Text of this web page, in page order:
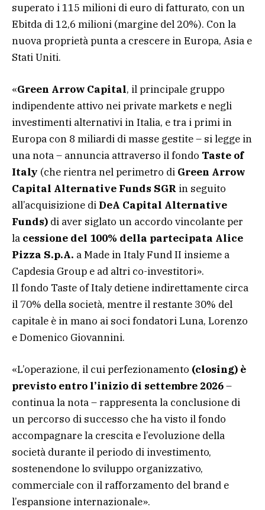
superato i 115 milioni di euro di fatturato, con un
Ebitda di 12,6 milioni (margine del 20%). Con la
nuova proprietà punta a crescere in Europa, Asia e
Stati Uniti.
«Green Arrow Capital, il principale gruppo
indipendente attivo nei private markets e negli
investimenti alternativi in Italia, e tra i primi in
Europa con 8 miliardi di masse gestite – si legge in
una nota – annuncia attraverso il fondo Taste of
Italy (che rientra nel perimetro di Green Arrow
Capital Alternative Funds SGR in seguito
all’acquisizione di DeA Capital Alternative
Funds) di aver siglato un accordo vincolante per
la cessione del 100% della partecipata Alice
Pizza S.p.A. a Made in Italy Fund II insieme a
Capdesia Group e ad altri co-investitori».
Il fondo Taste of Italy detiene indirettamente circa
il 70% della società, mentre il restante 30% del
capitale è in mano ai soci fondatori Luna, Lorenzo
e Domenico Giovannini.
«L’operazione, il cui perfezionamento (closing) è
previsto entro l’inizio di settembre 2026–
continua la nota – rappresenta la conclusione di
un percorso di successo che ha visto il fondo
accompagnare la crescita e l’evoluzione della
società durante il periodo di investimento,
sostenendone lo sviluppo organizzativo,
commerciale con il rafforzamento del brand e
l’espansione internazionale».